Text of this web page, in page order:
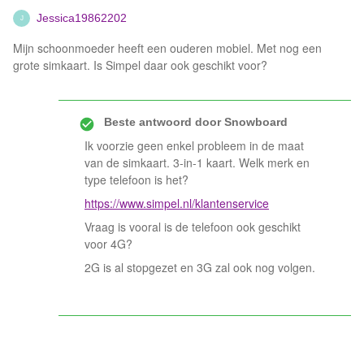
J Jessica19862202
Mijn schoonmoeder heeft een ouderen mobiel. Met nog een
grote simkaart. Is Simpel daar ook geschikt voor?
Beste antwoord doorSnowboard
Ik voorzie geen enkel probleem in de maat
van de simkaart. 3-in-1 kaart. Welk merk en
type telefoon is het?
https://www.simpel.nl/klantenservice
Vraag is vooral is de telefoon ook geschikt
voor 4G?
2G is al stopgezet en 3G zal ook nog volgen.